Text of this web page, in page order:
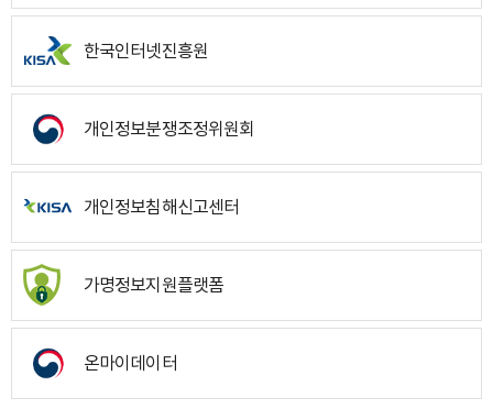
한국인터넷진흥원
개인정보분쟁조정위원회
개인정보침해신고센터
가명정보지원플랫폼
온마이데이터